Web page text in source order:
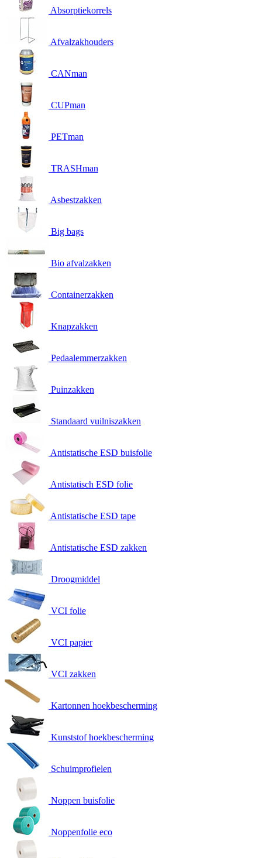
Absorptiekorrels
Afvalzakhouders
CANman
CUPman
PETman
TRASHman
Asbestzakken
Big bags
Bio afvalzakken
Containerzakken
Knapzakken
Pedaalemmerzakken
Puinzakken
Standaard vuilniszakken
Antistatische ESD buisfolie
Antistatisch ESD folie
Antistatische ESD tape
Antistatische ESD zakken
Droogmiddel
VCI folie
VCI papier
VCI zakken
Kartonnen hoekbescherming
Kunststof hoekbescherming
Schuimprofielen
Noppen buisfolie
Noppenfolie eco